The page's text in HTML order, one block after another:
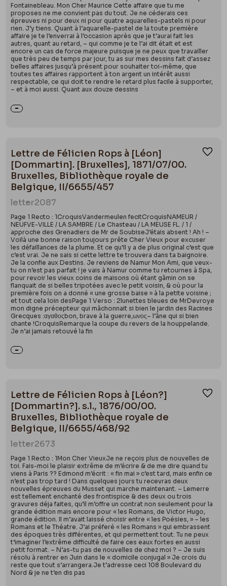
Fontainebleau. Mon Cher Maurice Cette affaire que tu me
proposes ne me convient pas du tout. Je ne céderais ces
épreuves ni pour deux ni pour quatre aquarelles-pastels ni pour
rien. J’y tiens. Quant à l’aquarelle-pastel de la toute première
affaire je te l’enverrai à l’occasion après que je t’aurai fait les
autres, quant au retard, – qui comme je te l’ai dit était et est
encore un cas de force majeure puisque je ne peux que travailler
que très peu de temps par jour, tu as sur mes dessins fait d’assez
belles affaires jusqu’à présent pour souhaiter toi-même, que
toutes tes affaires rapportent à ton argent un intérêt aussi
respectable, ce qui doit te rendre le retard plus facile à supporter,
– et à moi aussi. Quant aux douze dessins
Lettre de Félicien Rops à [Léon]
[Dommartin]. [Bruxelles], 1871/07/00.
Bruxelles, Bibliothèque royale de
Belgique, II/6655/457
letter2087
Page 1 Recto : 1CroquisVandermeulen fecitCroquisNAMEUR /
NEUFVE-VILLE / LA SAMBRE / Le Chasteau / LA MEUSE FL. / 1 /
approche des Grenadiers de Mr de SoubiseJ’étais absent ! Ah ! –
Voilà une bonne raison toujours prête Cher Vieux pour excuser
les défaillances de la plume. Et ce qu’il y a de plus original c’est que
c’est vrai. Je ne sais si cette lettre te trouvera dans ta baignoire.
Je la confie aux Destins. Je reviens de Namur Mon Ami, que veux-
tu on n’est pas parfait ! je vais à Namur comme tu retournes à Spa,
pour revoir les vieux coins de maisons où étant gâmin on se
flanquait de si belles tripotées avec le petit voisin, & où pour la
première fois on a donné « une grosse baise » à la petite voisine ;
et tout cela loin desPage 1 Verso : 2lunettes bleues de MrDevroye
mon digne précepteur qui mâchonnait si bien le jardin des Racines
Grecques :αγαθοςbon, brave à la guerre,ωνος– l’âne qui si bien
chante !CroquisRemarque la coupe du revers de la houppelande.
Je n’ai jamais retouvé la fin
Lettre de Félicien Rops à [Léon?]
[Dommartin?]. s.l., 1876/00/00.
Bruxelles, Bibliothèque royale de
Belgique, II/6655/468/92
letter2673
Page 1 Recto : 1Mon Cher VieuxJe ne reçois plus de nouvelles de
toi. Fais-moi le plaisir extrême de m’écrire & de me dire quand tu
viens à Paris ?? Edmond m’écrit : « fin mai » c’est tard, mais enfin ce
n’est pas trop tard ! Dans quelques jours tu recevras deux
nouvelles épreuves du Musset qui marche maintenant. – Lemerre
est tellement enchanté des frontispice & des deux ou trois
gravures déja faites, qu’il m’offre un contrat non seulement pour la
grande édition mais encore pour « les Romans, de Victor Hugo,
grande édition. Il m’avait laissé choisir entre « les Poésies, » – les
Romans et le Théatre. J’ai préferé « les Romans » qui embrassent
des époques très différentes, et qui permettent tout. Tu ne peux
t’imaginer l’extrême difficulté de faire ces eaux fortes en aussi
petit format. – N’as-tu pas de nouvelles de chez moi ? – Je suis
résolu à rentrer en Juin dans le « domicile conjugal » Je crois du
reste que tout s’arrangera.Je t’adresse ceci 108 Boulevard du
Nord & je ne t’en dis pas